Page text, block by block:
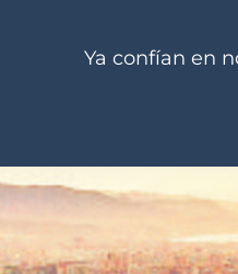
Ya confían en